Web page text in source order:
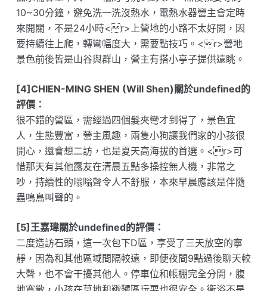
10~30分鐘，避免洗一洗沒熱水，電熱水器營主會定時
來開關，不是24小時<r>上營地的小路不太好開，因
要持續往上爬，轉彎幅度大，需要點技巧。<r>營地
景色前後皆是山谷與群山，營主有搭小亭子提供遠眺。
[4]CHIEN-MING SHEN (Will Shen)關於undefined的
評價：
很不錯的營區，需經過四個髮夾彎才到得了，景色宜
人，生態豐富，營主風趣，兩隻小狗讓我們家的小孩很
開心，還會想二訪，也是夏天高海拔的首選。<r>可
惜那天有其他露友在清晨五點多操控無人機，非常之
吵，持續性的嗡嗡聲令人不舒服，本來早晨應該是伴隨
蟲鳴鳥叫聲的。
[5]王嘉瑋關於undefined的評價：
二度造訪石頭，這一次包下D區，享受了三天放空的寧
靜，因為和其他區域間隔較遠，即便夜間9點過後聊天較
大聲，也不會干擾其他人。停車位和帳棚完全分開，腹